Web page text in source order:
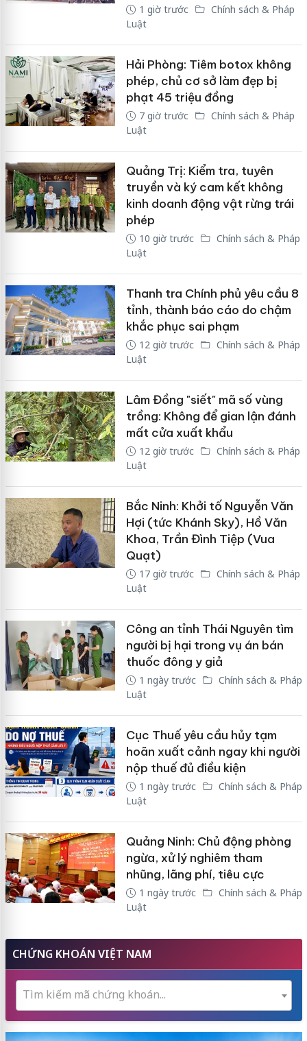
1 giờ trước
Chính sách & Pháp
Luật
Hải Phòng: Tiêm botox không
phép, chủ cơ sở làm đẹp bị
phạt 45 triệu đồng
7 giờ trước
Chính sách & Pháp
Luật
Quảng Trị: Kiểm tra, tuyên
truyền và ký cam kết không
kinh doanh động vật rừng trái
phép
10 giờ trước
Chính sách & Pháp
Luật
Thanh tra Chính phủ yêu cầu 8
tỉnh, thành báo cáo do chậm
khắc phục sai phạm
12 giờ trước
Chính sách & Pháp
Luật
Lâm Đồng "siết" mã số vùng
trồng: Không để gian lận đánh
mất cửa xuất khẩu
12 giờ trước
Chính sách & Pháp
Luật
Bắc Ninh: Khởi tố Nguyễn Văn
Hợi (tức Khánh Sky), Hồ Văn
Khoa, Trần Đình Tiệp (Vua
Quạt)
17 giờ trước
Chính sách & Pháp
Luật
Công an tỉnh Thái Nguyên tìm
người bị hại trong vụ án bán
thuốc đông y giả
1 ngày trước
Chính sách & Pháp
Luật
Cục Thuế yêu cầu hủy tạm
hoãn xuất cảnh ngay khi người
nộp thuế đủ điều kiện
1 ngày trước
Chính sách & Pháp
Luật
Quảng Ninh: Chủ động phòng
ngừa, xử lý nghiêm tham
nhũng, lãng phí, tiêu cực
1 ngày trước
Chính sách & Pháp
Luật
CHỨNG KHOÁN VIỆT NAM
Tìm kiếm mã chứng khoán...